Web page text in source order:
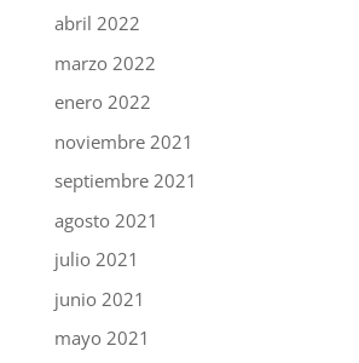
abril 2022
marzo 2022
enero 2022
noviembre 2021
septiembre 2021
agosto 2021
julio 2021
junio 2021
mayo 2021